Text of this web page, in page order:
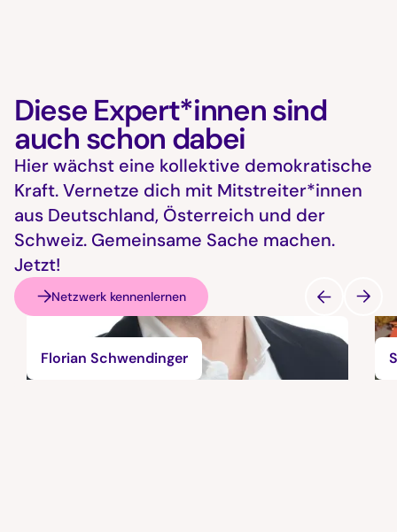
Diese Expert*innen sind
auch schon dabei
Hier wächst eine kollektive demokratische
Kraft. Vernetze dich mit Mitstreiter*innen
aus Deutschland, Österreich und der
Schweiz. Gemeinsame Sache machen.
Jetzt!
Netzwerk kennenlernen
Florian Schwendinger